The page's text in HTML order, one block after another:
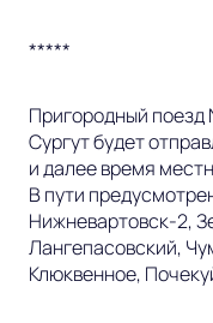
*****
Пригородный
Сургут будет
и далее время
В пути
Нижневартовск-2,
Лангепасовский,
Клюквенное,